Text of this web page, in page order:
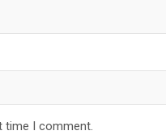
time I comment.